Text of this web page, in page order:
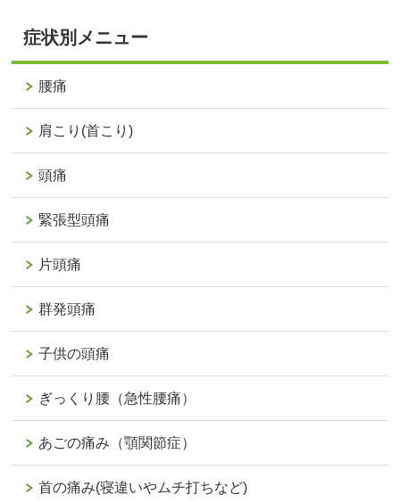
症状別メニュー
腰痛
肩こり(首こり)
頭痛
緊張型頭痛
片頭痛
群発頭痛
子供の頭痛
ぎっくり腰（急性腰痛）
あごの痛み（顎関節症）
首の痛み(寝違いやムチ打ちなど)